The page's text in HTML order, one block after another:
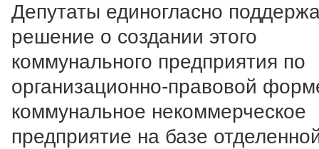
Депутаты единогласно
решение о создании этого
коммунального предприятия по
организационно-правовой
коммунальное некоммерческое
предприятие на базе